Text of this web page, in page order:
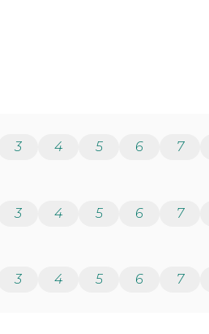
3 4 5 6 7
3 4 5 6 7
3 4 5 6 7